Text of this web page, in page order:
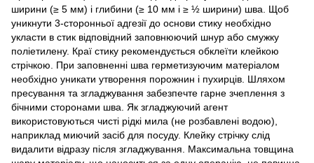
ширини (≥ 5 мм) і глибини (≥ 10 мм і ≥ ½ ширини) шва. Щоб
уникнути 3-сторонньої адгезії до основи стику необхідно
укласти в стик відповідний заповнюючий шнур або смужку
поліетилену. Краї стику рекомендується обклеїти клейкою
стрічкою. При заповненні шва герметизуючим матеріалом
необхідно уникати утворення порожнин і пухирців. Шляхом
пресування та згладжування забезпечте гарне зчеплення з
бічними сторонами шва. Як згладжуючий агент
використовуються чисті рідкі мила (не розбавлені водою),
наприклад миючий засіб для посуду. Клейку стрічку слід
видалити відразу після згладжування. Максимальна товщина